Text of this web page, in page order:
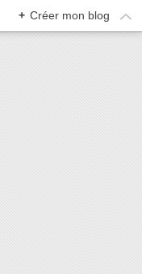
+ Créer mon blog